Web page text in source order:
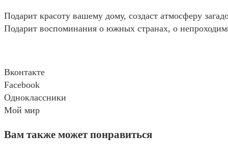
Подарит красоту вашему дому, создаст атмосферу
Подарит воспоминания о южных странах, о
Вконтакте
Facebook
Одноклассники
Мой мир
Вам также может понравиться